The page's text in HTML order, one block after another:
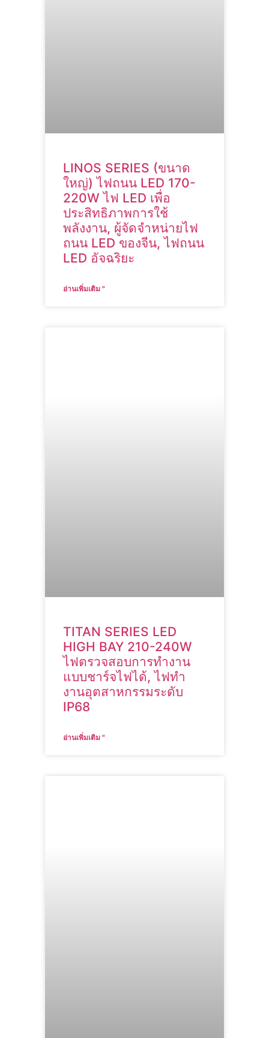
LINOS SERIES (ขนาด
ใหญ่) ไฟถนน LED 170-
220W ไฟ LED เพื่อ
ประสิทธิภาพการใช้
พลังงาน, ผู้จัดจําหน่ายไฟ
ถนน LED ของจีน, ไฟถนน
LED อัจฉริยะ
อ่านเพิ่มเติม "
TITAN SERIES LED
HIGH BAY 210-240W
ไฟตรวจสอบการทํางาน
แบบชาร์จไฟได้, ไฟทํา
งานอุตสาหกรรมระดับ
IP68
อ่านเพิ่มเติม "